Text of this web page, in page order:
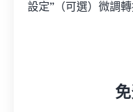
設定”（可選）微調轉